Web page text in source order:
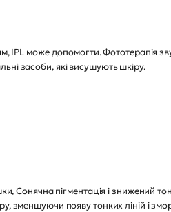
IPL може допомогти. Фототерапія
засоби, які висушують шкіру.
Сонячна пігментація і знижений
зменшуючи появу тонких ліній і